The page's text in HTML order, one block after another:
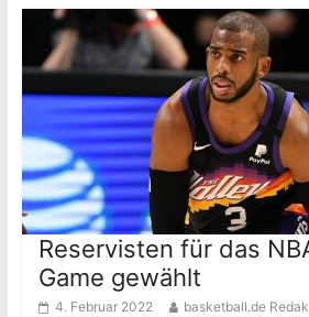
Reservisten für das
Game gewählt
4. Februar 2022 basketball.de